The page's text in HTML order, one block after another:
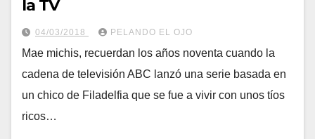
la TV
04/03/2018 PELANDO EL OJO
Mae michis, recuerdan los años noventa cuando la
cadena de televisión ABC lanzó una serie basada en
un chico de Filadelfia que se fue a vivir con unos tíos
ricos…